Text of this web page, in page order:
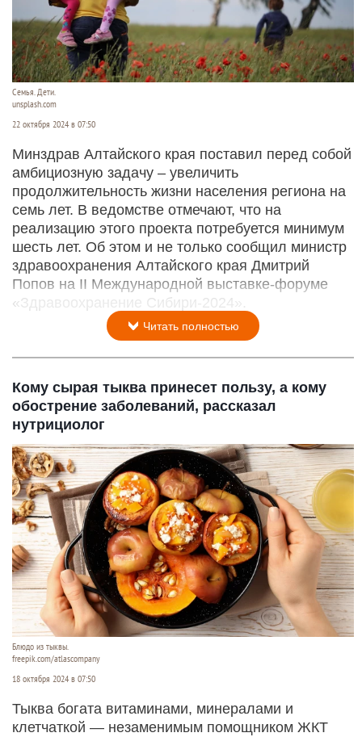
Семья. Дети.
unsplash.com
22 октября 2024 в 07:50
Минздрав Алтайского края поставил перед собой
амбициозную задачу – увеличить
продолжительность жизни населения региона на
семь лет. В ведомстве отмечают, что на
реализацию этого проекта потребуется минимум
шесть лет. Об этом и не только сообщил министр
здравоохранения Алтайского края Дмитрий
Попов на II Международной выставке-форуме
«Здравоохранение Сибири-2024».
Читать полностью
Кому сырая тыква принесет пользу, а кому
обострение заболеваний, рассказал
нутрициолог
Блюдо из тыквы.
freepik.com/atlascompany
18 октября 2024 в 07:50
Тыква богата витаминами, минералами и
клетчаткой — незаменимым помощником ЖКТ